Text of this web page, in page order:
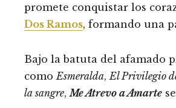
promete conquistar los
Dos Ramos, formando una
Bajo la batuta del afamado
como Esmeralda, El Privilegio
la sangre, Me Atrevo a Amarte